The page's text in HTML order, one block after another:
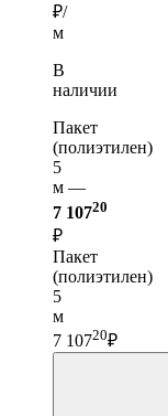
₽/
м
В
наличии
Пакет
(полиэтилен)
5
м —
7 10720
₽
Пакет
(полиэтилен)
5
м
7 10720₽